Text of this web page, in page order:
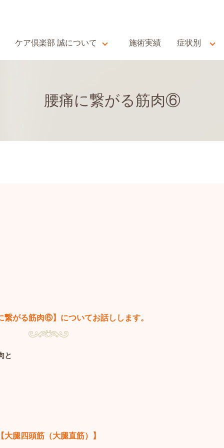
ケア倶楽部 誠について 施術実績 症状別
腰痛に繋がる筋肉⑥
繋がる筋肉⑥】についてお話しします。
と
大腿四頭筋（大腿直筋）】